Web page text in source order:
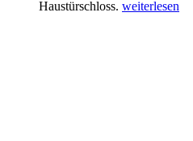
Haustürschloss. weiterlesen